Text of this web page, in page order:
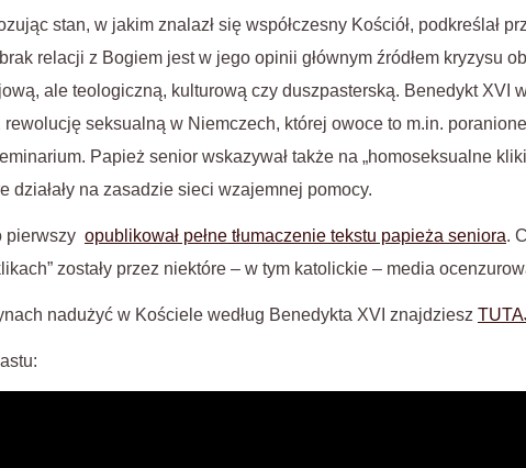
stan, w jakim znalazł się współczesny Kościół, podkreślał
relacji z Bogiem jest w jego opinii głównym źródłem kryzysu
ale teologiczną, kulturową czy duszpasterską. Benedykt XVI
rewolucję seksualną w Niemczech, której owoce to m.in.
Papież senior wskazywał także na „homoseksualne
działały na zasadzie sieci wzajemnej pomocy.
pierwszy opublikował pełne tłumaczenie tekstu papieża seniora.
zostały przez niektóre – w tym katolickie – media
nadużyć w Kościele według Benedykta XVI znajdziesz